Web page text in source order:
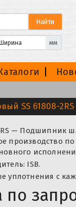
мм
SS 61808-2RS
2RS — Подшипник
производство по
ISB.
уплотнения с
по